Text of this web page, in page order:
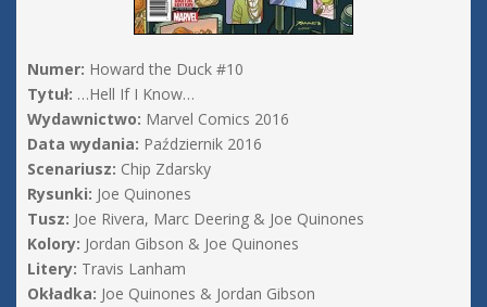
Numer: Howard the Duck #10
Tytuł: …Hell If I Know…
Wydawnictwo: Marvel Comics 2016
Data wydania: Październik 2016
Scenariusz: Chip Zdarsky
Rysunki: Joe Quinones
Tusz: Joe Rivera, Marc Deering & Joe Quinones
Kolory: Jordan Gibson & Joe Quinones
Litery: Travis Lanham
Okładka: Joe Quinones & Jordan Gibson